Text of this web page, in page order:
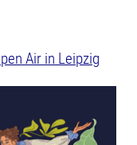
Air in Leipzig